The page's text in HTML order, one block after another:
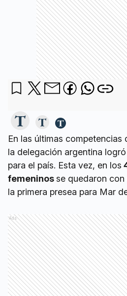
En las últimas competencias
la delegación argentina
para el país. Esta vez, en los
femeninosse quedaron
la primera presea para Mar
Ads